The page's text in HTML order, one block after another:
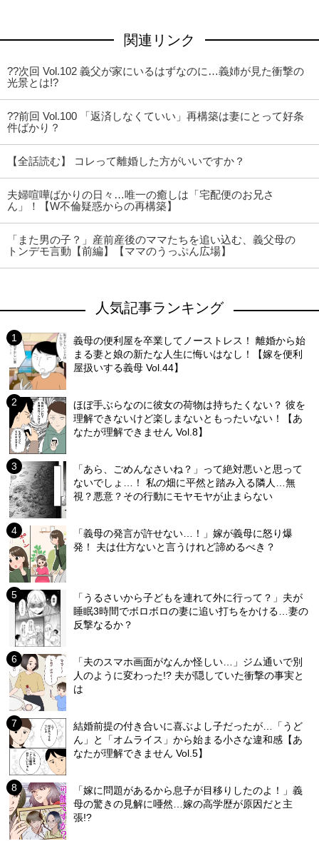
関連リンク
??次回 Vol.102 義父が家にいるはずなのに…義姉が見た衝撃の
光景とは!?
??前回 Vol.100 「返済しなくていい」再構築は妻にとって好条
件ばかり？
【全話読む】 コレって離婚した方がいいですか？
夫婦喧嘩ばかりの日々…唯一の癒しは「宅配便のお兄さ
ん」！【W不倫疑惑からの再構築】
「また男の子？」産前産後のママたちを追い込む、義父母の
トンデモ言動【前編】【ママのうっぷん広場】
人気記事ランキング
義母の便利屋を卒業してノーストレス！ 離婚から始
まる妻と娘の新たな人生に悔いはなし！【嫁を便利
屋扱いする義母 Vol.44】
ほぼ手ぶらなのに彼女の荷物は持ちたくない？ 彼を
理解できないけど楽しまないともったいない！【あ
なたが理解できません Vol.8】
「あら、ごめんなさいね？」って絶対悪いと思って
ないでしょ…！ 私の畑に平然と踏み入る隣人…無
視？悪意？その行動にモヤモヤが止まらない
「義母の発言が許せない…！」嫁が義母に怒り爆
発！ 夫は仕方ないと言うけれど諦めるべき？
「うるさいから子どもを連れて外に行って？」夫が
睡眠3時間でボロボロの妻に追い打ちをかける…妻の
反撃なるか？
「夫のスマホ画面がなんか怪しい…」ジム通いで別
人のように変わった!? 夫が隠していた衝撃の事実と
は
結婚前提の付き合いに喜ぶよし子だったが…「うど
ん」と「オムライス」から始まる小さな違和感【あ
なたが理解できません Vol.5】
「嫁に問題があるから息子が目移りしたのよ！」義
母の驚きの見解に唖然…嫁の高学歴が原因だと主
張!?